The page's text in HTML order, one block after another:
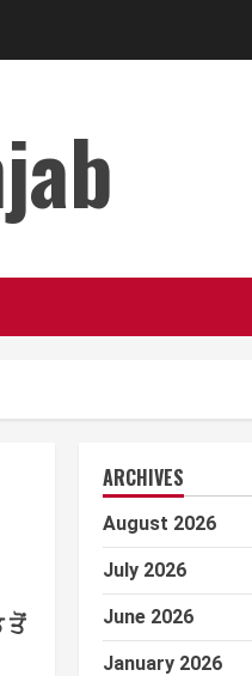
ਤੋਂ
ARCHIVES
August 2026
July 2026
June 2026
January 2026